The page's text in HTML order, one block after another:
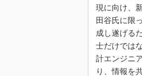
現に向け、
田谷氏に限
成し遂げる
士だけでは
計エンジニ
り、情報を